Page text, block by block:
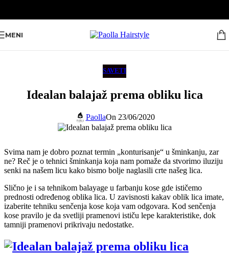
MENI
SAVETI
Idealan balajaž prema obliku lica
PaollaOn 23/06/2020
Svima nam je dobro poznat termin „konturisanje“ u šminkanju, zar
ne? Reč je o tehnici šminkanja koja nam pomaže da stvorimo iluziju
senki na našem licu kako bismo bolje naglasili crte našeg lica.
Slično je i sa tehnikom balayage u farbanju kose gde ističemo
prednosti određenog oblika lica. U zavisnosti kakav oblik lica imate,
izaberite tehniku senčenja kose koja vam odgovara. Kod senčenja
kose pravilo je da svetliji pramenovi ističu lepe karakteristike, dok
tamniji pramenovi prikrivaju nedostatke.